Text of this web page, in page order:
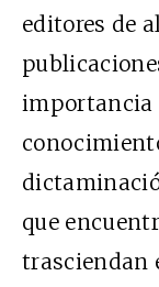
editores de
importancia
que
trasciendan